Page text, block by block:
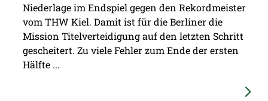
Niederlage im Endspiel gegen den Rekordmeister
vom THW Kiel. Damit ist für die Berliner die
Mission Titelverteidigung auf den letzten Schritt
gescheitert. Zu viele Fehler zum Ende der ersten
Hälfte ...